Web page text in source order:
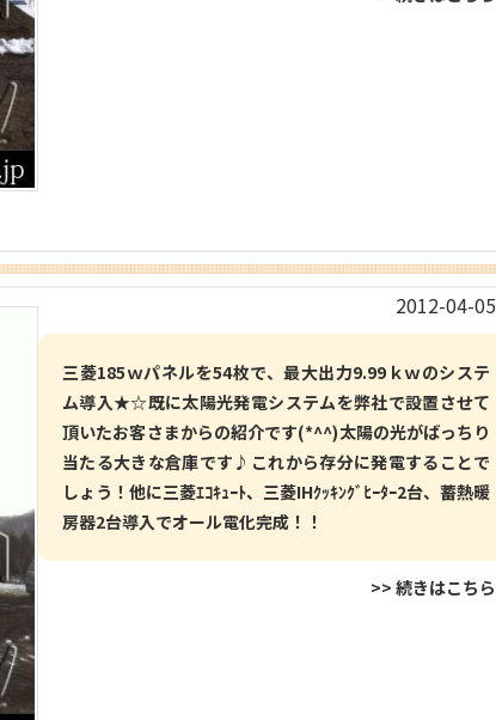
2012-04-05
三菱185ｗパネルを54枚で、最大出力9.99ｋｗのシステ
ム導入★☆既に太陽光発電システムを弊社で設置させて
頂いたお客さまからの紹介です(*^^)太陽の光がばっちり
当たる大きな倉庫です♪これから存分に発電することで
しょう！他に三菱ｴｺｷｭｰﾄ、三菱IHｸｯｷﾝｸﾞﾋｰﾀｰ2台、蓄熱暖
房器2台導入でオール電化完成！！
>> 続きはこちら